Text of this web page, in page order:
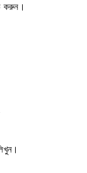
করুন।